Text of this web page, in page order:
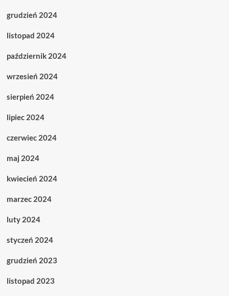
grudzień 2024
listopad 2024
październik 2024
wrzesień 2024
sierpień 2024
lipiec 2024
czerwiec 2024
maj 2024
kwiecień 2024
marzec 2024
luty 2024
styczeń 2024
grudzień 2023
listopad 2023